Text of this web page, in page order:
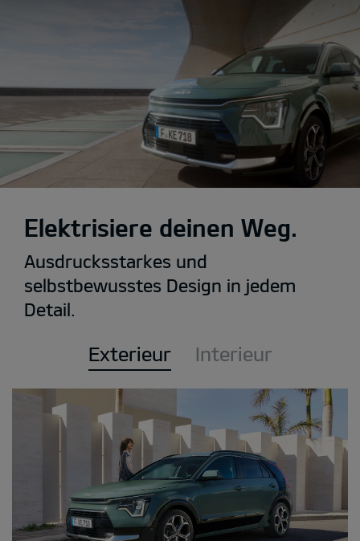
Elektrisiere deinen Weg.
Ausdrucksstarkes und
selbstbewusstes Design in jedem
Detail.
Exterieur Interieur